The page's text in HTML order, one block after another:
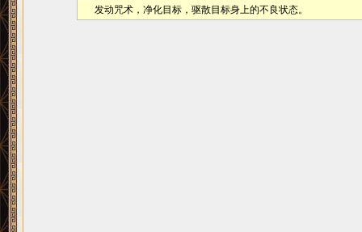
发动咒术，净化目标，驱散目标身上的不良状态。